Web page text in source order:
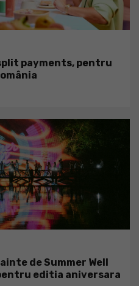
payments, pentru
de Summer Well
editia aniversara